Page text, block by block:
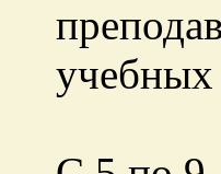
учебных